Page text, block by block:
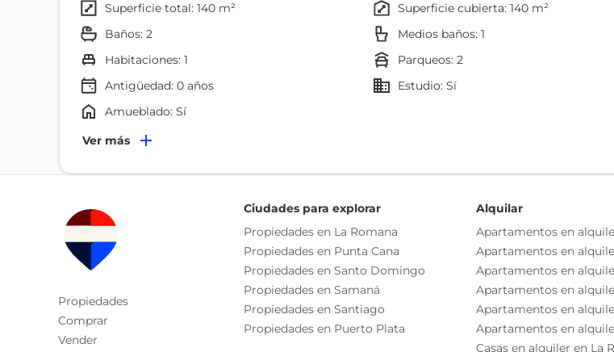
superficie total: 140 m²
superficie cubierta: 140 m²
baños: 2
Medios baños: 1
habitaciones: 1
parqueos: 2
Antigüedad: 0 años
Estudio: Sí
Amueblado: Sí
Terminaciones
Gabinetes De Madera Preciosa
Puertas De Madera Preciosa
Ambientes
Balcón
Vestíbulo
Cocina
Características
Desayunador
Ver más
Propiedades
Comprar
Vender
Ciudades para explorar
Propiedades en La Romana
Propiedades en Punta Cana
Propiedades en Santo Domingo
Propiedades en Samaná
Propiedades en Santiago
Propiedades en Puerto Plata
Alquilar
Apartamentos en
Apartamentos en
Apartamentos en
Apartamentos en
Apartamentos en
Apartamentos en
Casas en alquiler en La